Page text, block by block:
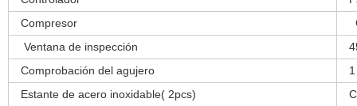
Compresor
Ventana de inspección
Comprobación del agujero
Estante de acero inoxidable( 2pcs)